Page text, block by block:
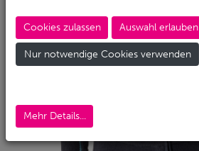
Cookies zulassen Auswahl erlauben
Nur notwendige Cookies verwenden
Mehr Details...